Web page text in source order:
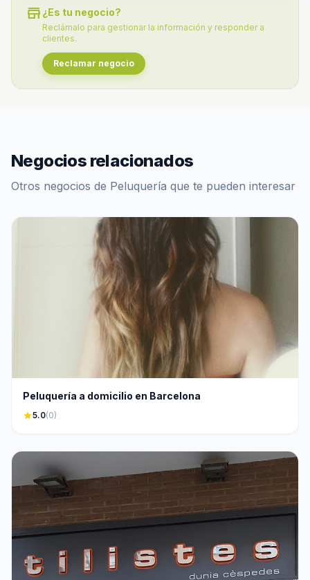
store ¿Es tu negocio?
Reclámalo para gestionar la información y responder a
clientes.
Reclamar negocio
Negocios relacionados
Otros negocios de Peluquería que te pueden interesar
Peluquería a domicilio en Barcelona
star5.0(0)